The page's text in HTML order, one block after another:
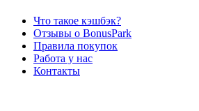
Что такое кэшбэк?
Отзывы о BonusPark
Правила покупок
Работа у нас
Контакты